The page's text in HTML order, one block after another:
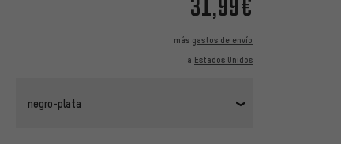
más gastos de envío
a Estados Unidos
negro-plata